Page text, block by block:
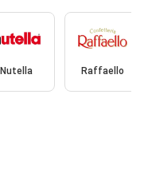
Nutella Raffaello